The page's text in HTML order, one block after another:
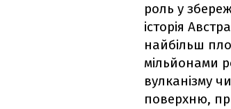
роль у
історія
найбільш
мільйонами
вулканізму
поверхню,